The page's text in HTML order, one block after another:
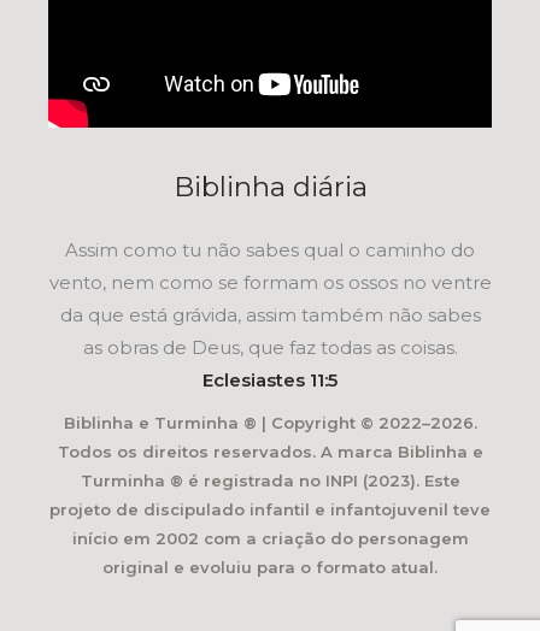
Biblinha diária
Assim como tu não sabes qual o caminho do
vento, nem como se formam os ossos no ventre
da que está grávida, assim também não sabes
as obras de Deus, que faz todas as coisas.
Eclesiastes 11:5
Biblinha e Turminha ® | Copyright © 2022–2026.
Todos os direitos reservados. A marca Biblinha e
Turminha ® é registrada no INPI (2023). Este
projeto de discipulado infantil e infantojuvenil teve
início em 2002 com a criação do personagem
original e evoluiu para o formato atual.